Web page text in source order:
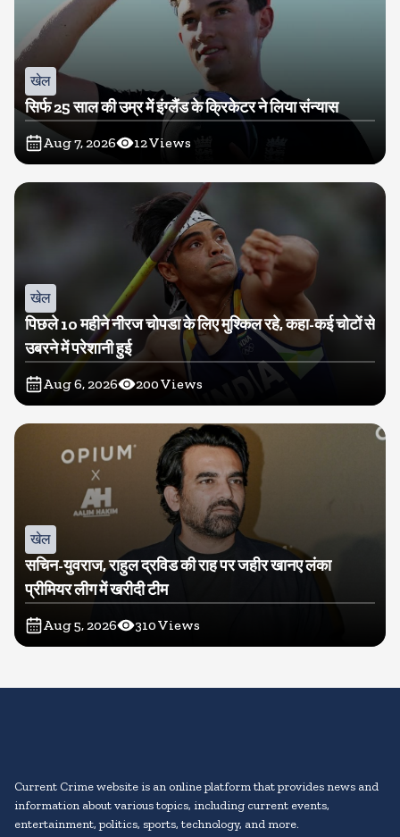
खेल
सिर्फ 25 साल की उम्र में इंग्लैंड के क्रिकेटर ने लिया संन्यास
Aug 7, 2026 12Views
खेल
पिछले 10 महीने नीरज चोपडा के लिए मुश्किल रहे, कहा-कई चोटों से
उबरने में परेशानी हुई
Aug 6, 2026 200Views
खेल
सचिन-युवराज, राहुल द्रविड की राह पर जहीर खानए लंका
प्रीमियर लीग में खरीदी टीम
Aug 5, 2026 310Views
Current Crime website is an online platform that provides news and
information about various topics, including current events,
entertainment, politics, sports, technology, and more.